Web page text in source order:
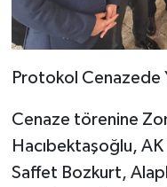
Protokol Cenazede
Cenaze törenine
Hacıbektaşoğlu,
Saffet Bozkurt,